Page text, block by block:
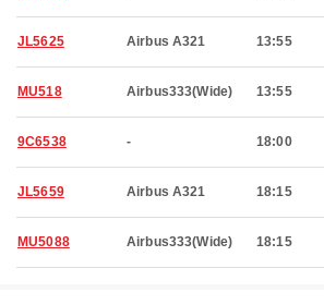
JL5625 Airbus A321 13:55
MU518 Airbus333(Wide) 13:55
9C6538 - 18:00
JL5659 Airbus A321 18:15
MU5088 Airbus333(Wide) 18:15